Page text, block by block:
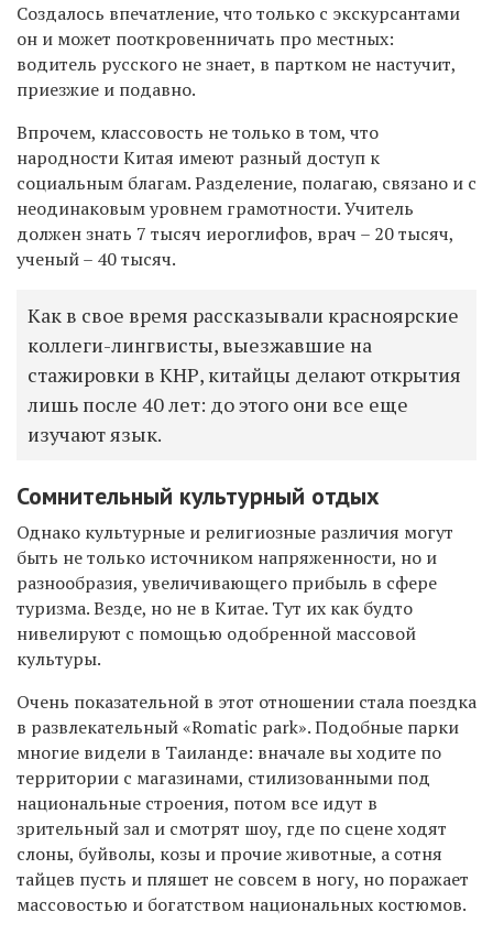
Создалось впечатление, что только с экскурсантами
он и может пооткровенничать про местных:
водитель русского не знает, в партком не настучит,
приезжие и подавно.
Впрочем, классовость не только в том, что
народности Китая имеют разный доступ к
социальным благам. Разделение, полагаю, связано и с
неодинаковым уровнем грамотности. Учитель
должен знать 7 тысяч иероглифов, врач – 20 тысяч,
ученый – 40 тысяч.
Как в свое время рассказывали красноярские
коллеги-лингвисты, выезжавшие на
стажировки в КНР, китайцы делают открытия
лишь после 40 лет: до этого они все еще
изучают язык.
Сомнительный культурный отдых
Однако культурные и религиозные различия могут
быть не только источником напряженности, но и
разнообразия, увеличивающего прибыль в сфере
туризма. Везде, но не в Китае. Тут их как будто
нивелируют с помощью одобренной массовой
культуры.
Очень показательной в этот отношении стала поездка
в развлекательный «Romatic park». Подобные парки
многие видели в Таиланде: вначале вы ходите по
территории с магазинами, стилизованными под
национальные строения, потом все идут в
зрительный зал и смотрят шоу, где по сцене ходят
слоны, буйволы, козы и прочие животные, а сотня
тайцев пусть и пляшет не совсем в ногу, но поражает
массовостью и богатством национальных костюмов.